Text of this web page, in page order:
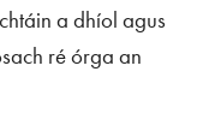
a dhíol agus
ré órga an